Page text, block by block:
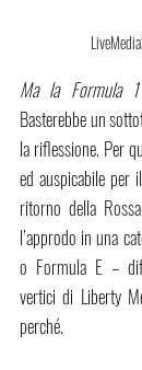
Basterebbe un
la riflessione. Per
ed auspicabile per
ritorno della
l’approdo in una
o Formula E –
vertici di Liberty
perché.